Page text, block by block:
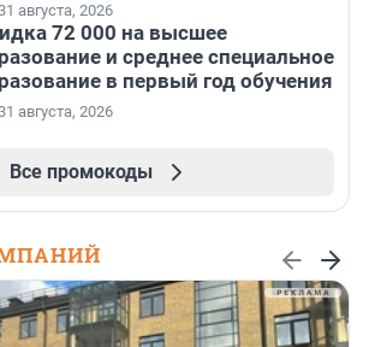
августа, 2026
72 000 на высшее
и среднее специальное
в первый год обучения
августа, 2026
Все промокоды